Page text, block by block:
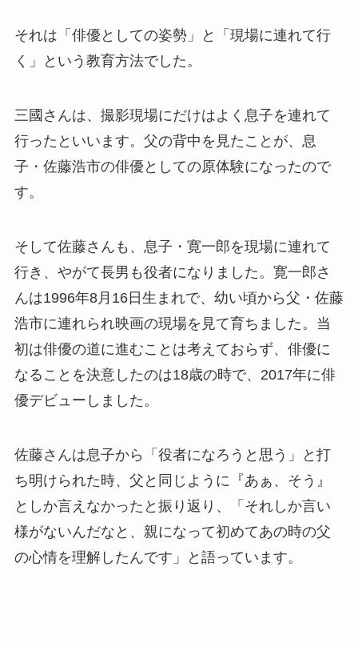
それは「俳優としての姿勢」と「現場に連れて行
く」という教育方法でした。
三國さんは、撮影現場にだけはよく息子を連れて
行ったといいます。父の背中を見たことが、息
子・佐藤浩市の俳優としての原体験になったので
す。
そして佐藤さんも、息子・寛一郎を現場に連れて
行き、やがて長男も役者になりました。寛一郎さ
んは1996年8月16日生まれで、幼い頃から父・佐藤
浩市に連れられ映画の現場を見て育ちました。当
初は俳優の道に進むことは考えておらず、俳優に
なることを決意したのは18歳の時で、2017年に俳
優デビューしました。
佐藤さんは息子から「役者になろうと思う」と打
ち明けられた時、父と同じように『あぁ、そう』
としか言えなかったと振り返り、「それしか言い
様がないんだなと、親になって初めてあの時の父
の心情を理解したんです」と語っています。